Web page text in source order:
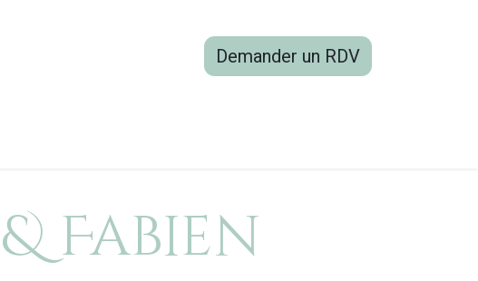
Demander un RDV
Fabien